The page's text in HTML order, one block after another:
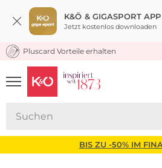
K&Ö & GIGASPORT APP
Jetzt kostenlos downloaden
KOSTENLOSER VERSAND* &
Pluscard Vorteile erhalten
UNSERE APP
CLICK &
BIS ZU -50% IM